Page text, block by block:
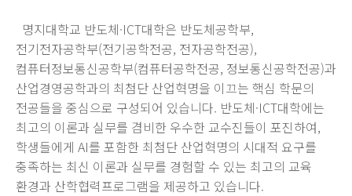
명지대학교 반도체·ICT대학은 반도체공학부,
전기전자공학부(전기공학전공, 전자공학전공),
컴퓨터정보통신공학부(컴퓨터공학전공, 정보통신공학전공)과
산업경영공학과의 최첨단 산업혁명을 이끄는 핵심 학문의
전공들을 중심으로 구성되어 있습니다. 반도체·ICT대학에는
최고의 이론과 실무를 겸비한 우수한 교수진들이 포진하여,
학생들에게 AI를 포함한 최첨단 산업혁명의 시대적 요구를
충족하는 최신 이론과 실무를 경험할 수 있는 최고의 교육
환경과 산학협력프로그램을 제공하고 있습니다.